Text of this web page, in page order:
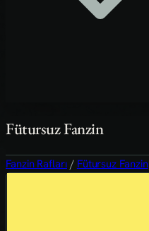
Fütursuz Fanzin
Fanzin Rafları / Fütursuz Fanzin